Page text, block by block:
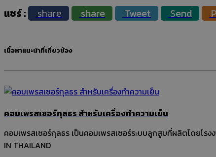
แชร์ share share Tweet Send
เนื้อหาแนะนำที่เกี่ยวข้อง
คอมเพรสเซอร์กุลธร สำหรับเครื่องทำความเย็น
คอมเพรสเซอร์กุลธร เป็นคอมเพรสเซอร์ระบบลูกสูบที่ผลิตโดยโร
IN THAILAND